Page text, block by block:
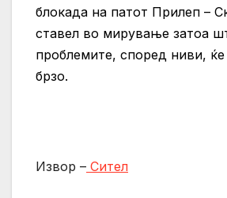
блокада на патот Прилеп –
ставел во мирување затоа
проблемите, според ниви,
брзо.
Извор – Сител